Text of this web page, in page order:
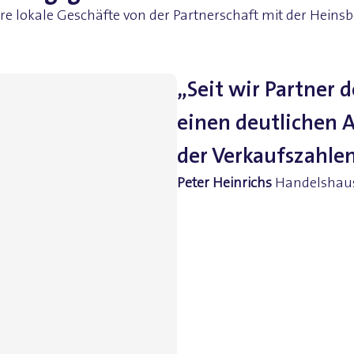
lokale Geschäfte von der Partnerschaft mit der
„Seit wir Partner
einen deutlichen
der
Peter Heinrichs